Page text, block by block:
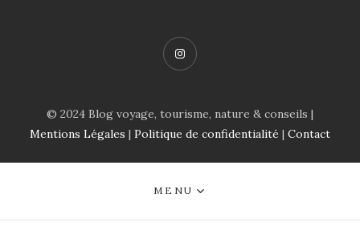
Instagram
© 2024 Blog voyage, tourisme, nature & conseils |
Mentions Légales | Politique de confidentialité | Contact
MENU